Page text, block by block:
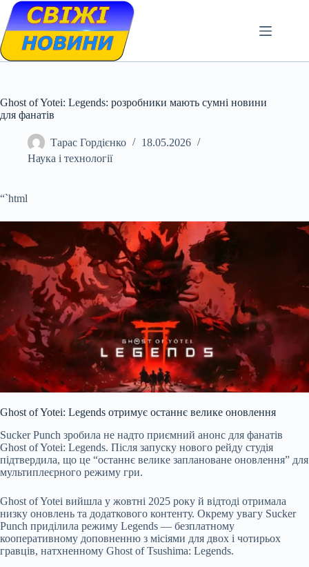
Skip
content
Ghost of Yotei: Legends: розробники мають сумні новини
для фанатів
Тарас Гордієнко
18.05.2026
Наука і технології
“`html
Ghost of Yotei: Legends отримує останнє велике оновлення
Sucker Punch зробила не надто приємний анонс для фанатів
Ghost of Yotei: Legends. Після запуску нового рейду студія
підтвердила, що це “останнє велике заплановане оновлення” для
мультиплеєрного режиму гри.
Ghost of Yotei вийшла у жовтні 2025 року й відтоді отримала
низку оновлень та додаткового контенту. Окрему увагу Sucker
Punch приділила режиму Legends — безплатному
кооперативному доповненню з місіями для двох і чотирьох
гравців, натхненному Ghost of Tsushima: Legends.